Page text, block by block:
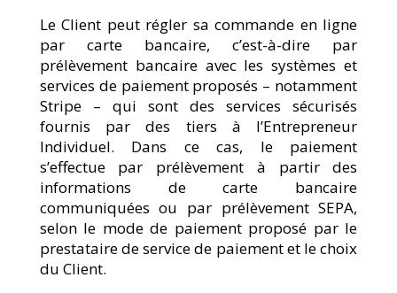
Le Client peut régler sa commande en ligne
par carte bancaire, c’est-à-dire par
prélèvement bancaire avec les systèmes et
services de paiement proposés – notamment
Stripe – qui sont des services sécurisés
fournis par des tiers à l’Entrepreneur
Individuel. Dans ce cas, le paiement
s’effectue par prélèvement à partir des
informations de carte bancaire
communiquées ou par prélèvement SEPA,
selon le mode de paiement proposé par le
prestataire de service de paiement et le choix
du Client.